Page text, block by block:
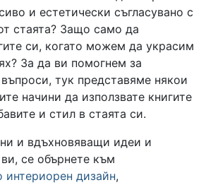
и естетически съгласувано с
стаята? Защо само да
си, когато можем да украсим
За да ви помогнем за
тук представяме някои
начини да използвате книгите
и стил в стаята си.
и вдъхновяващи идеи и
се обърнете към
интериорен дизайн,